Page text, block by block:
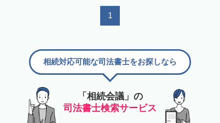
1
「相続会議」の
司法書士検索サービス
相続対応可能な司法書士をお探しなら